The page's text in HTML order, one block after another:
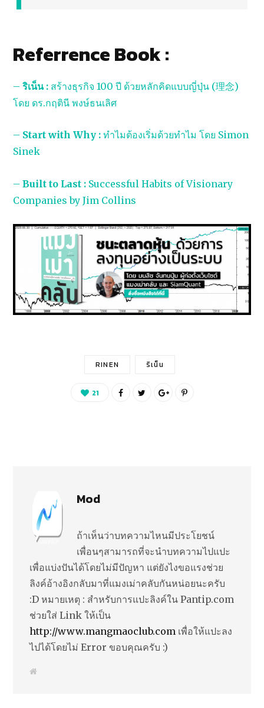
Referrence Book :
– ริเน็น : สร้างธุรกิจ 100 ปี ด้วยหลักคิดแบบญี่ปุ่น (理念)
โดย ดร.กฤตินี พงษ์ธนเลิศ
– Start with Why : ทำไมต้องเริ่มด้วยทำไม โดย Simon
Sinek
– Built to Last : Successful Habits of Visionary
Companies by Jim Collins
RINEN ริเน็น
21
Mod
ถ้าเห็นว่าบทความไหนมีประโยชน์
เพื่อนๆสามารถที่จะนำบทความไปแปะ
เพื่อแบ่งปันได้โดยไม่มีปัญหา แต่ยังไงขอแรงช่วย
ลิงค์อ้างอิงกลับมาที่แมงเม่าคลับกันหน่อยนะครับ
:D หมายเหตุ : สำหรับการแปะลิงค์ใน Pantip.com
ช่วยใส่ Link ให้เป็น
http://www.mangmaoclub.com เพื่อให้แปะลง
ไปได้โดยไม่ Error ขอบคุณครับ :)